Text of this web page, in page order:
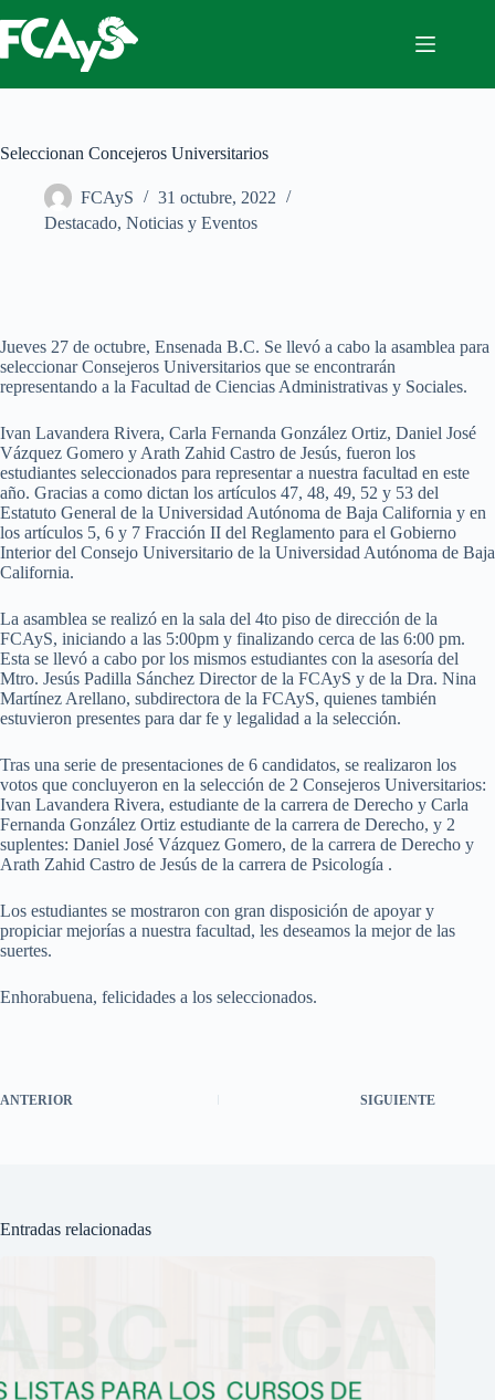
al
contenido
Seleccionan Concejeros Universitarios
FCAyS
31 octubre, 2022
Destacado, Noticias y Eventos
Jueves 27 de octubre, Ensenada B.C. Se llevó a cabo la asamblea para
seleccionar Consejeros Universitarios que se encontrarán
representando a la Facultad de Ciencias Administrativas y Sociales.
Ivan Lavandera Rivera, Carla Fernanda González Ortiz, Daniel José
Vázquez Gomero y Arath Zahid Castro de Jesús, fueron los
estudiantes seleccionados para representar a nuestra facultad en este
año. Gracias a como dictan los artículos 47, 48, 49, 52 y 53 del
Estatuto General de la Universidad Autónoma de Baja California y en
los artículos 5, 6 y 7 Fracción II del Reglamento para el Gobierno
Interior del Consejo Universitario de la Universidad Autónoma de Baja
California.
La asamblea se realizó en la sala del 4to piso de dirección de la
FCAyS, iniciando a las 5:00pm y finalizando cerca de las 6:00 pm.
Esta se llevó a cabo por los mismos estudiantes con la asesoría del
Mtro. Jesús Padilla Sánchez Director de la FCAyS y de la Dra. Nina
Martínez Arellano, subdirectora de la FCAyS, quienes también
estuvieron presentes para dar fe y legalidad a la selección.
Tras una serie de presentaciones de 6 candidatos, se realizaron los
votos que concluyeron en la selección de 2 Consejeros Universitarios:
Ivan Lavandera Rivera, estudiante de la carrera de Derecho y Carla
Fernanda González Ortiz estudiante de la carrera de Derecho, y 2
suplentes: Daniel José Vázquez Gomero, de la carrera de Derecho y
Arath Zahid Castro de Jesús de la carrera de Psicología .
Los estudiantes se mostraron con gran disposición de apoyar y
propiciar mejorías a nuestra facultad, les deseamos la mejor de las
suertes.
Enhorabuena, felicidades a los seleccionados.
ANTERIOR SIGUIENTE
Entradas relacionadas